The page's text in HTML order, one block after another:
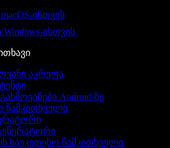
ისთვის
ისთვის
აკრეფა
Android-ზე
წამკითხველი
საუკეთესო წამკითხველი